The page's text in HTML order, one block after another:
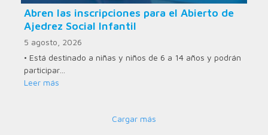
Abren las inscripciones para el Abierto de
Ajedrez Social Infantil
5 agosto, 2026
• Está destinado a niñas y niños de 6 a 14 años y podrán
participar…
Leer más
Cargar más